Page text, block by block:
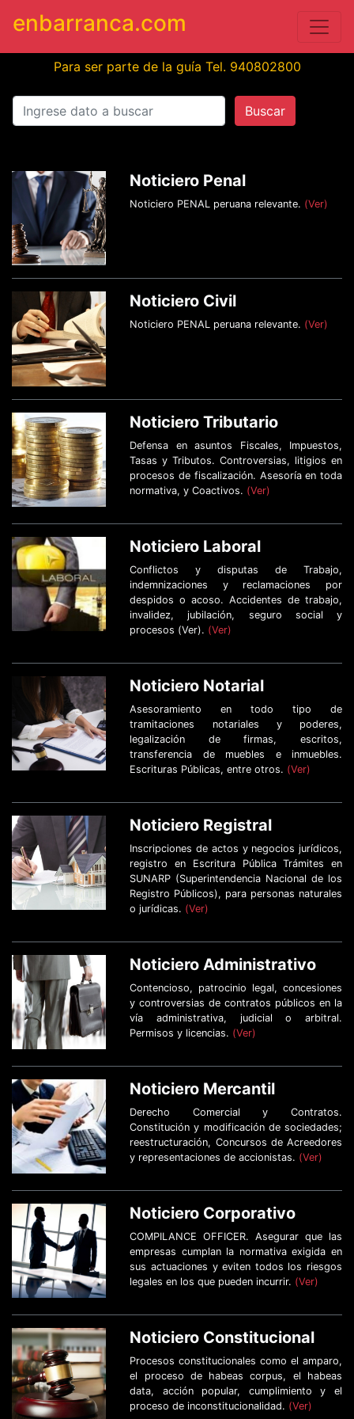
enbarranca.com
Para ser parte de la guía Tel. 940802800
Buscar
Noticiero Penal
Noticiero PENAL peruana relevante. (Ver)
Noticiero Civil
Noticiero PENAL peruana relevante. (Ver)
Noticiero Tributario
Defensa en asuntos Fiscales, Impuestos,
Tasas y Tributos. Controversias, litigios en
procesos de fiscalización. Asesoría en toda
normativa, y Coactivos. (Ver)
Noticiero Laboral
Conflictos y disputas de Trabajo,
indemnizaciones y reclamaciones por
despidos o acoso. Accidentes de trabajo,
invalidez, jubilación, seguro social y
procesos (Ver). (Ver)
Noticiero Notarial
Asesoramiento en todo tipo de
tramitaciones notariales y poderes,
legalización de firmas, escritos,
transferencia de muebles e inmuebles.
Escrituras Públicas, entre otros. (Ver)
Noticiero Registral
Inscripciones de actos y negocios jurídicos,
registro en Escritura Pública Trámites en
SUNARP (Superintendencia Nacional de los
Registro Públicos), para personas naturales
o jurídicas. (Ver)
Noticiero Administrativo
Contencioso, patrocinio legal, concesiones
y controversias de contratos públicos en la
vía administrativa, judicial o arbitral.
Permisos y licencias. (Ver)
Noticiero Mercantil
Derecho Comercial y Contratos.
Constitución y modificación de sociedades;
reestructuración, Concursos de Acreedores
y representaciones de accionistas. (Ver)
Noticiero Corporativo
COMPILANCE OFFICER. Asegurar que las
empresas cumplan la normativa exigida en
sus actuaciones y eviten todos los riesgos
legales en los que pueden incurrir. (Ver)
Noticiero Constitucional
Procesos constitucionales como el amparo,
el proceso de habeas corpus, el habeas
data, acción popular, cumplimiento y el
proceso de inconstitucionalidad. (Ver)